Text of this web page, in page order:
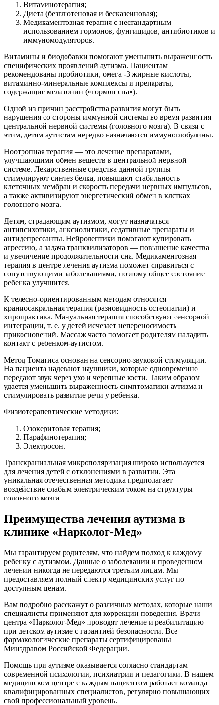
Витаминотерапия;
Диета (безглютеновая и бесказеиновая);
Медикаментозная терапия с нестандартным
использованием гормонов, фунгицидов, антибиотиков и
иммуномодуляторов.
Витамины и биодобавки помогают уменьшить выраженность
специфических проявлений аутизма. Пациентам
рекомендованы пробиотики, омега -3 жирные кислоты,
витаминно-минеральные комплексы и препараты,
содержащие мелатонин («гормон сна»).
Одной из причин расстройства развития могут быть
нарушения со стороны иммунной системы во время развития
центральной нервной системы (головного мозга). В связи с
этим, детям-аутистам нередко назначаются иммуноглобулины.
Ноотропная терапия — это лечение препаратами,
улучшающими обмен веществ в центральной нервной
системе. Лекарственные средства данной группы
стимулируют синтез белка, повышают стабильность
клеточных мембран и скорость передачи нервных импульсов,
а также активизируют энергетический обмен в клетках
головного мозга.
Детям, страдающим аутизмом, могут назначаться
антипсихотики, анксиолитики, седативные препараты и
антидепрессанты. Нейролептики помогают купировать
агрессию, а задача транквилизаторов — повышение качества
и увеличение продолжительности сна. Медикаментозная
терапия в центре лечения аутизма поможет справиться с
сопутствующими заболеваниями, поэтому общее состояние
ребенка улучшится.
К телесно-ориентированным методам относятся
краниосакральная терапия (разновидность остеопатии) и
хиропрактика. Мануальная терапия способствуют сенсорной
интеграции, т. е. у детей исчезает непереносимость
прикосновений. Массаж часто помогает родителям наладить
контакт с ребенком-аутистом.
Метод Томатиса основан на сенсорно-звуковой стимуляции.
На пациента надевают наушники, которые одновременно
передают звук через ухо и черепные кости. Таким образом
удается уменьшить выраженность симптоматики аутизма и
стимулировать развитие речи у ребенка.
Физиотерапевтические методики:
Озокеритовая терапия;
Парафинотерапия;
Электросон.
Транскраниальная микрополяризация широко используется
для лечения детей с отклонениями в развитии. Эта
уникальная отечественная методика предполагает
воздействие слабым электрическим током на структуры
головного мозга.
Преимущества лечения аутизма в
клинике «Нарколог-Мед»
Мы гарантируем родителям, что найдем подход к каждому
ребенку с аутизмом. Данные о заболевании и проведенном
лечении никогда не передаются третьим лицам. Мы
предоставляем полный спектр медицинских услуг по
доступным ценам.
Вам подробно расскажут о различных методах, которые наши
специалисты применяют для коррекции поведения. Врачи
центра «Нарколог-Мед» проводят лечение и реабилитацию
при детском аутизме с гарантией безопасности. Все
фармакологические препараты сертифицированы
Минздравом Российской Федерации.
Помощь при аутизме оказывается согласно стандартам
современной психологии, психиатрии и педагогики. В нашем
медицинском центре с каждым пациентом работает команда
квалифицированных специалистов, регулярно повышающих
свой профессиональный уровень.